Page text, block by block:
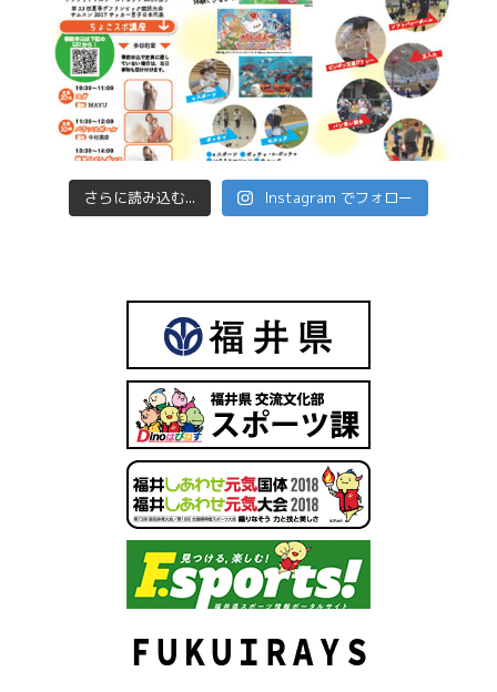
さらに読み込む... Instagram でフォロー